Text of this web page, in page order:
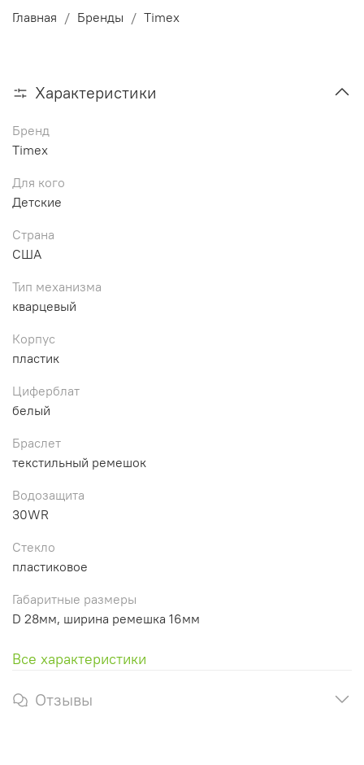
Главная Бренды Timex
Характеристики
Бренд
Timex
Для кого
Детские
Страна
США
Тип механизма
кварцевый
Корпус
пластик
Циферблат
белый
Браслет
текстильный ремешок
Водозащита
30WR
Стекло
пластиковое
Габаритные размеры
D 28мм, ширина ремешка 16мм
Все характеристики
Отзывы